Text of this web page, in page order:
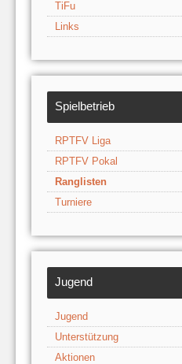
TiFu
Links
Spielbetrieb
RPTFV Liga
RPTFV Pokal
Ranglisten
Turniere
Jugend
Jugend
Unterstützung
Aktionen